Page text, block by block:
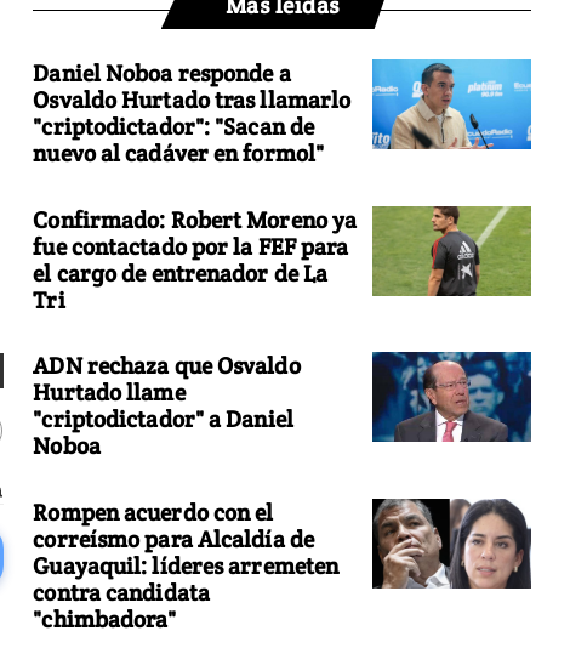
Daniel Noboa responde a
Osvaldo Hurtado tras llamarlo
"criptodictador": "Sacan de
nuevo al cadáver en formol"
Confirmado: Robert Moreno ya
fue contactado por la FEF para
el cargo de entrenador de La
Tri
ADN rechaza que Osvaldo
Hurtado llame
"criptodictador" a Daniel
Noboa
Rompen acuerdo con el
correísmo para Alcaldía de
Guayaquil: líderes arremeten
contra candidata
"chimbadora"